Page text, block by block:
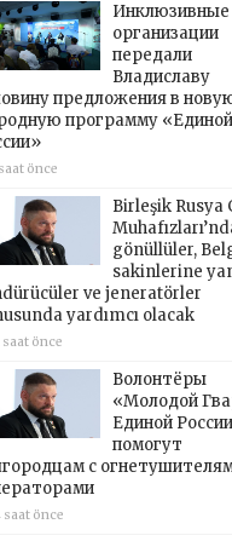
Инклюзивные
организации
передали
Владиславу
предложения в
программу «Единой
önce
Birleşik Rusya
gönüllüler,
sakinlerine
ve jeneratörler
yardımcı olacak
saat önce
Волонтёры
«Молодой
Единой
помогут
с
saat önce